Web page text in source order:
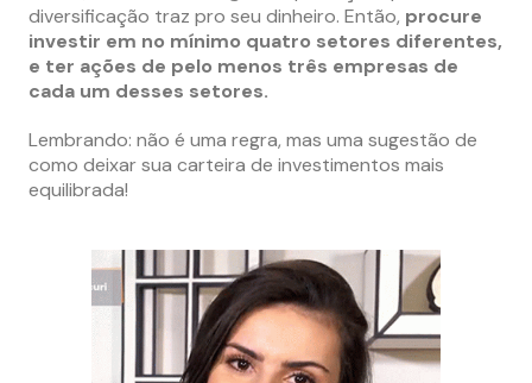
diversificação traz pro seu dinheiro. Então, procure
investir em no mínimo quatro setores diferentes,
e ter ações de pelo menos três empresas de
cada um desses setores.
Lembrando: não é uma regra, mas uma sugestão de
como deixar sua carteira de investimentos mais
equilibrada!